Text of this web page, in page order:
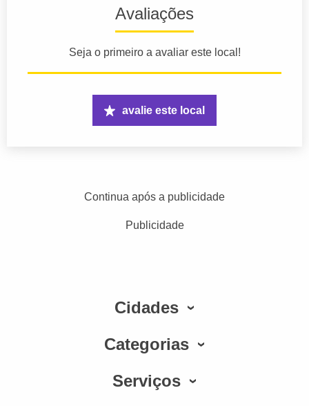
Avaliações
Seja o primeiro a avaliar este local!
avalie este local
Continua após a publicidade
Publicidade
Cidades
Categorias
Serviços